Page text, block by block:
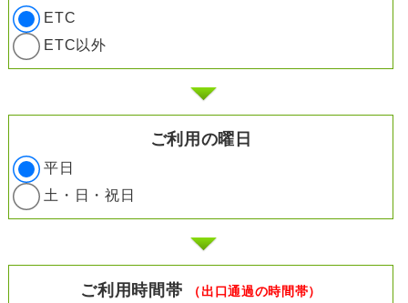
ETC
ETC以外
ご利用の曜日
平日
土・日・祝日
ご利用時間帯 （出口通過の時間帯）